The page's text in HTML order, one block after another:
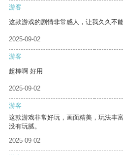
游客
这款游戏的剧情非常感人，让我久久不能
2025-09-02
游客
超棒啊 好用
2025-09-02
游客
这款游戏非常好玩，画面精美，玩法丰
没有玩腻。
2025-09-02